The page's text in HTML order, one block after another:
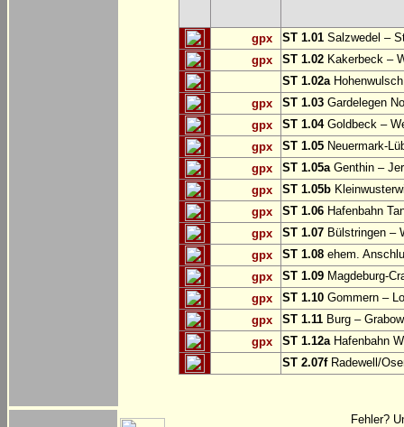
gpx ST 1.01 Salzwedel –
gpx
ST 1.02 Kakerbeck –
ST 1.02a
gpx
ST 1.03 Gardelegen
gpx
ST 1.04Goldbeck –
gpx
ST 1.05 Neuermark-
gpx
ST 1.05aGenthin –
gpx
ST 1.05b
gpx
ST 1.06 Hafenbahn
gpx
ST 1.07 Bülstringen –
gpx
ST 1.08 ehem.
gpx
ST 1.09 Magdeburg-
gpx
ST 1.10 Gommern –
gpx
ST 1.11 Burg –
gpx
ST 1.12aHafenbahn
ST 2.07fRadewell/
Fehler?